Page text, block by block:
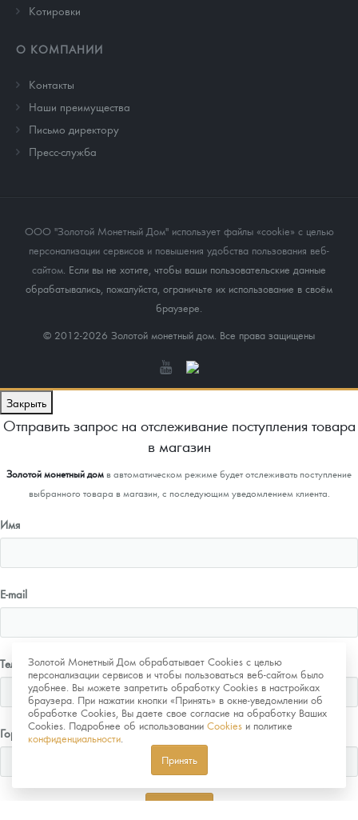
Котировки
О КОМПАНИИ
Контакты
Наши преимущества
Письмо директору
Пресс-служба
ООО "Золотой Монетный Дом" использует файлы «cookie» с целью
персонализации сервисов и повышения удобства пользования веб-
сайтом . Если вы не хотите, чтобы ваши пользовательские данные
обрабатывались, пожалуйста, ограничьте их использование в своём
браузере.
© 2012-2026 Золотой монетный дом. Все права защищены
Золотой Монетный Дом обрабатывает Cookies с целью
персонализации сервисов и чтобы пользоваться веб-сайтом было
удобнее. Вы можете запретить обработку Cookies в настройках
браузера. При нажатии кнопки «Принять» в окне-уведомлении об
обработке Cookies, Вы даете свое согласие на обработку Ваших
Cookies. Подробнее об использовании Cookies и политике
конфиденциальности
Принять
Закрыть
Отправить запрос на отслеживание поступления товара
в магазин
Золотой монетный домв автоматическом режиме будет отслеживать поступление
выбранного товара в магазин, с последующим уведомлением клиента.
Имя
E-mail
Телефон
Город